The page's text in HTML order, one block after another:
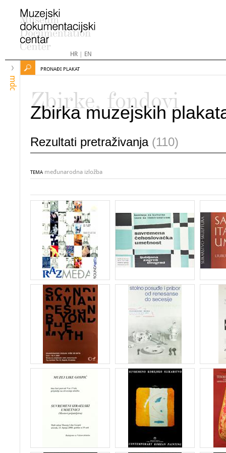
HR| EN
mdc
PRONAĐI PLAKAT
Zbirke, fondovi
Zbirka muzejskih
Rezultati pretraživanja (110)
TEMA međunarodna izložba